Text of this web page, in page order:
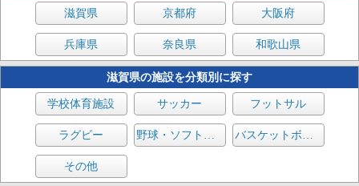
滋賀県 京都府 大阪府
兵庫県 奈良県 和歌山県
滋賀県の施設を分類別に探す
学校体育施設 サッカー フットサル
ラグビー 野球・ソフトボール バスケットボール
その他